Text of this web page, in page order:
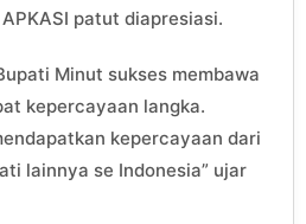
patut diapresiasi.
Minut sukses membawa
kepercayaan langka.
kepercayaan dari
lainnya se Indonesia” ujar